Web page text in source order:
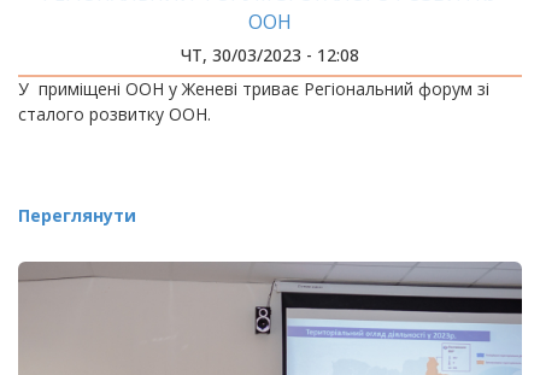
ООН
ЧТ, 30/03/2023 - 12:08
У приміщені ООН у Женеві триває Регіональний форум зі
сталого розвитку ООН.
Переглянути